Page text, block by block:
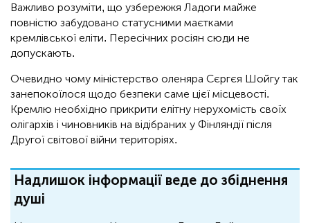
Важливо розуміти, що узбережжя Ладоги майже
повністю забудовано статусними маєтками
кремлівської еліти. Пересічних росіян сюди не
допускають.
Очевидно чому міністерство оленяра Сєргєя Шойгу так
занепокоїлося щодо безпеки саме цієї місцевості.
Кремлю необхідно прикрити елітну нерухомість своїх
олігархів і чиновників на відібраних у Фінляндії після
Другої світової війни територіях.
Надлишок інформації веде до збіднення
душі